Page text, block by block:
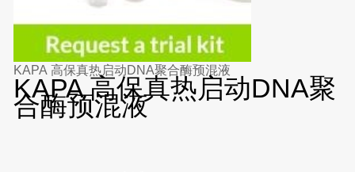
KAPA 高保真热启动DNA聚合酶预混液
KAPA 高保真热启动DNA聚
合酶预混液